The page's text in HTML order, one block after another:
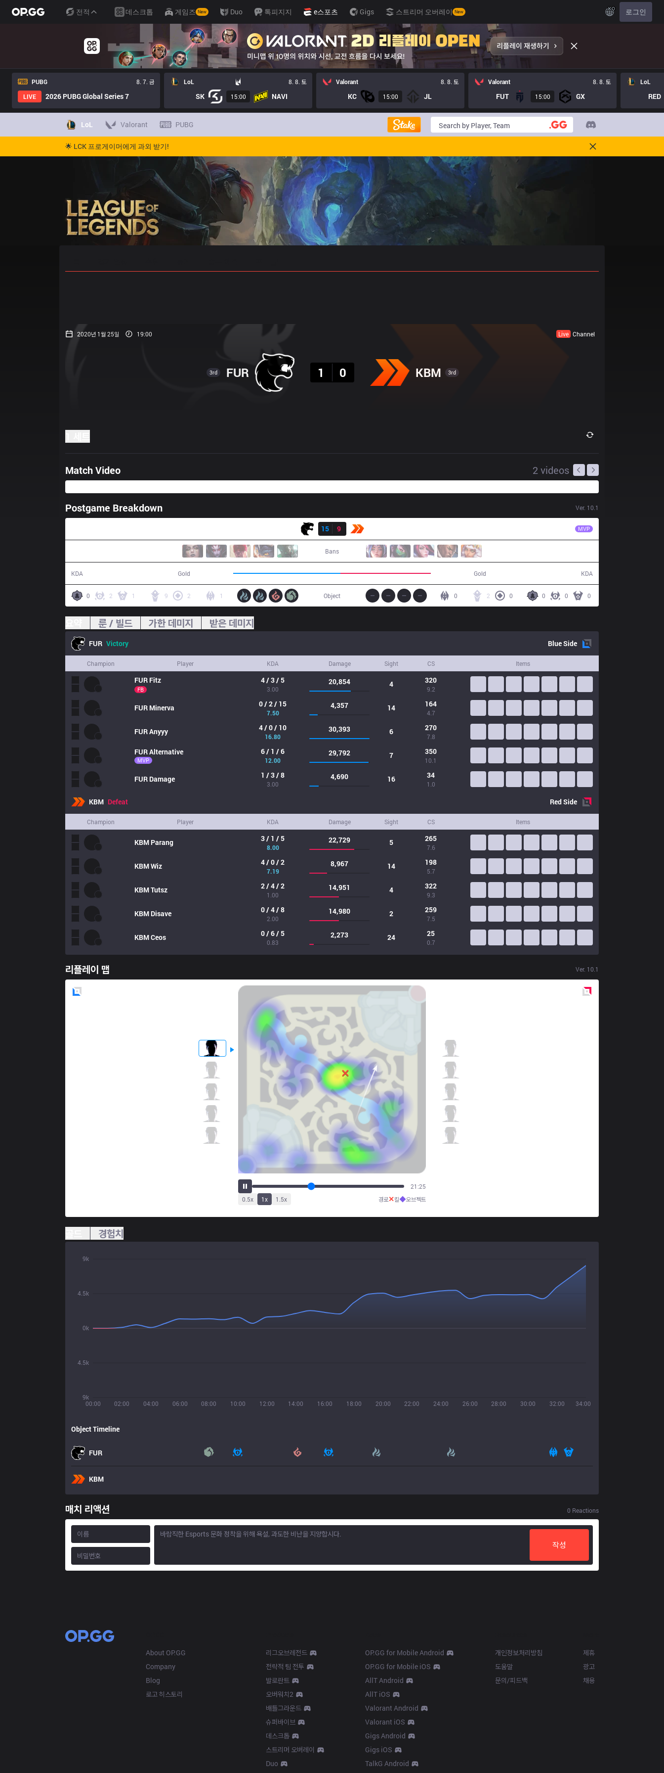
전적 데스크톱 게임즈 New Duo 톡피지지 e스포츠 Gigs 스트리머 오버레이 New KO 로그인
PUBG
8. 7. 금
LIVE
2026 PUBG Global Series 7
LoL 8. 8. 토
SK 15:00 NAVI
Valorant 8. 8. 토
KC 15:00 JL
Valorant 8. 8. 토
FUT 15:00 GX
LoL
RED
LoL Valorant PUBG
🌟 LCK 프로게이머에게 과외 받기!
2020년 1월 25일 19:00 Live Channel
3rd FUR
1
0 KBM 3rd
Match Video 2 videos
Postgame Breakdown Ver. 10.1
15
9 MVP
Bans
KDA Gold Gold KDA
0 2 1 9 2 1 0 0 0
2 0
0
Object
룬 / 빌드 가한 데미지 받은 데미지
FUR Victory BlueSide
Champion Player KDA Damage Sight CS Items
FUR Fitz
FB
4 / 3 / 5
3.00
20,854 4 320
9.2
FUR Minerva 0 / 2 / 15
7.50
4,357 14 164
4.7
FURAnyyy 4 / 0 / 10
16.80
30,393 6 270
7.8
FURAlternative
MVP
6 / 1 / 6
12.00
29,792 7 350
10.1
FUR Damage 1 / 3 / 8
3.00
4,690 16 34
1.0
KBM Defeat RedSide
Champion Player KDA Damage Sight CS Items
KBM Parang 3 / 1 / 5
8.00
22,729 5 265
7.6
KBMWiz 4 / 0 / 2
7.19
8,967 14 198
5.7
KBMTutsz 2 / 4 / 2
1.00
14,951 4 322
9.3
KBM Disave 0 / 4 / 8
2.00
14,980 2 259
7.5
KBMCeos 0 / 6 / 5
0.83
2,273 24 25
0.7
리플레이 맵 Ver. 10.1
26:52
0.5x 1x 1.5x 경로✕킬◆오브젝트
경험치
00:00 02:00 04:00 06:00 08:00 10:00 12:00 14:00 16:00 18:00 20:00 22:00 24:00 26:00 28:00 30:00 32:00 34:00
9k
4.5k
0k
4.5k
9k
Object Timeline
FUR
KBM
매치 리액션 0 Reactions
작성
About OP.GG
Company
Blog
로고 히스토리
리그오브레전드
전략적 팀 전투
발로란트
오버워치2
배틀그라운드
슈퍼바이브
데스크톱
스트리머 오버레이
Duo
OP.GG for Mobile Android
OP.GG for Mobile iOS
AllT Android
AllT iOS
Valorant Android
Valorant iOS
Gigs Android
Gigs iOS
TalkG Android
개인정보처리방침
도움말
문의/피드백
제휴
광고
채용